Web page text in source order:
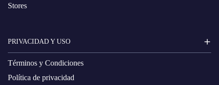
Stores
PRIVACIDAD Y USO
Términos y Condiciones
Política de privacidad